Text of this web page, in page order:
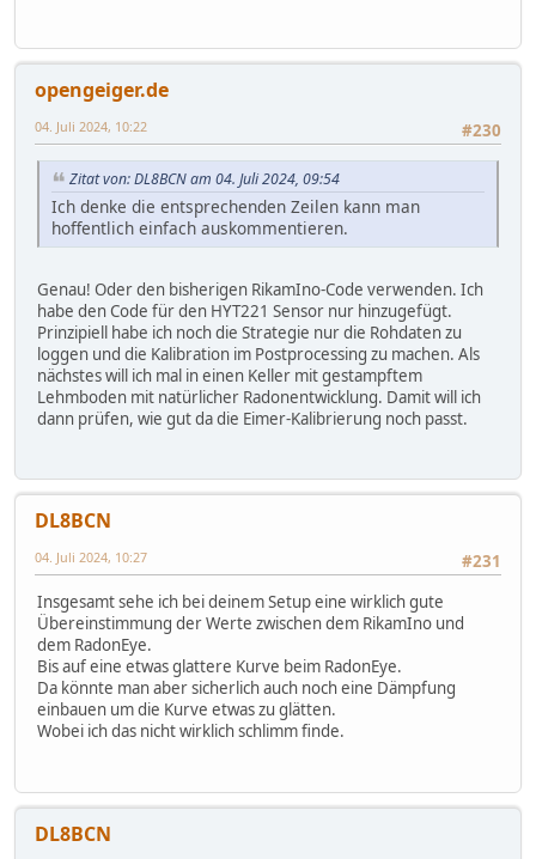
// following line sets the RTC to the date & time this
// This line sets the RTC with an explicit date &
// rtc.adjust(DateTime(2017, 1, 21, 3, 0, 0));
}
//rtc.adjust(DateTime(F(__DATE__), F(__TIME__)));
if (!SD.begin(10)) {
Serial.println("SDcard not ready");
else
Serial.println("SDcard ok");
if (!SD.exists(fileName)) {
myFile = SD.open(fileName, FILE_WRITE);
myFile.println("###");
myFile.flush();
myFile = SD.open(fileName, FILE_WRITE);
myFile.flush();
Serial.println("Logging started ...");
void loop()
{
//HYT
unsigned int traw;
unsigned int hraw;
double temp;
unsigned char buffer[4];
opengeiger.de
#230
04. Juli 2024, 10:22
Zitat von: DL8BCN am 04. Juli 2024, 09:54
Ich denke die entsprechenden Zeilen kann man
hoffentlich einfach auskommentieren.
Genau! Oder den bisherigen RikamIno-Code verwenden. Ich
habe den Code für den HYT221 Sensor nur hinzugefügt.
Prinzipiell habe ich noch die Strategie nur die Rohdaten zu
loggen und die Kalibration im Postprocessing zu machen. Als
nächstes will ich mal in einen Keller mit gestampftem
Lehmboden mit natürlicher Radonentwicklung. Damit will ich
dann prüfen, wie gut da die Eimer-Kalibrierung noch passt.
DL8BCN
#231
04. Juli 2024, 10:27
Insgesamt sehe ich bei deinem Setup eine wirklich gute
Übereinstimmung der Werte zwischen dem RikamIno und
dem RadonEye.
Bis auf eine etwas glattere Kurve beim RadonEye.
Da könnte man aber sicherlich auch noch eine Dämpfung
einbauen um die Kurve etwas zu glätten.
Wobei ich das nicht wirklich schlimm finde.
DL8BCN